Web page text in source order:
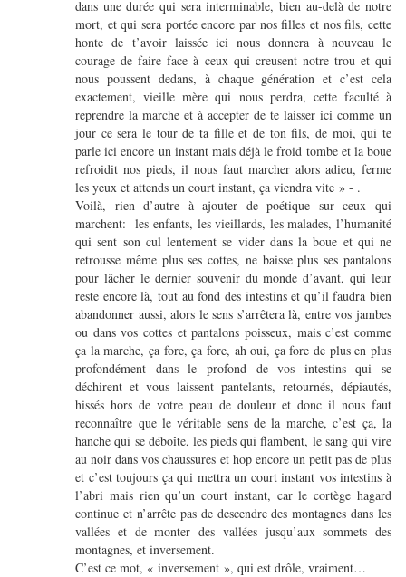
dans une durée qui sera interminable, bien au-delà de notre
mort, et qui sera portée encore par nos filles et nos fils, cette
honte de t’avoir laissée ici nous donnera à nouveau le
courage de faire face à ceux qui creusent notre trou et qui
nous poussent dedans, à chaque génération et c’est cela
exactement, vieille mère qui nous perdra, cette faculté à
reprendre la marche et à accepter de te laisser ici comme un
jour ce sera le tour de ta fille et de ton fils, de moi, qui te
parle ici encore un instant mais déjà le froid tombe et la boue
refroidit nos pieds, il nous faut marcher alors adieu, ferme
les yeux et attends un court instant, ça viendra vite » - .
Voilà, rien d’autre à ajouter de poétique sur ceux qui
marchent: les enfants, les vieillards, les malades, l’humanité
qui sent son cul lentement se vider dans la boue et qui ne
retrousse même plus ses cottes, ne baisse plus ses pantalons
pour lâcher le dernier souvenir du monde d’avant, qui leur
reste encore là, tout au fond des intestins et qu’il faudra bien
abandonner aussi, alors le sens s’arrêtera là, entre vos jambes
ou dans vos cottes et pantalons poisseux, mais c’est comme
ça la marche, ça fore, ça fore, ah oui, ça fore de plus en plus
profondément dans le profond de vos intestins qui se
déchirent et vous laissent pantelants, retournés, dépiautés,
hissés hors de votre peau de douleur et donc il nous faut
reconnaître que le véritable sens de la marche, c’est ça, la
hanche qui se déboîte, les pieds qui flambent, le sang qui vire
au noir dans vos chaussures et hop encore un petit pas de plus
et c’est toujours ça qui mettra un court instant vos intestins à
l’abri mais rien qu’un court instant, car le cortège hagard
continue et n’arrête pas de descendre des montagnes dans les
vallées et de monter des vallées jusqu’aux sommets des
montagnes, et inversement.
C’est ce mot, « inversement », qui est drôle, vraiment…